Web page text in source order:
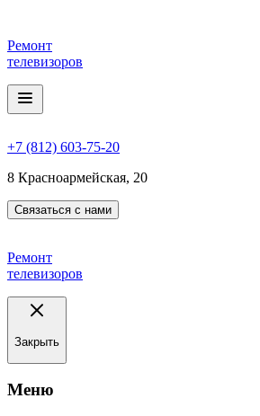
Ремонт
телевизоров
+7 (812) 603-75-20
8 Красноармейская, 20
Связаться с нами
Ремонт
телевизоров
Закрыть
Meню